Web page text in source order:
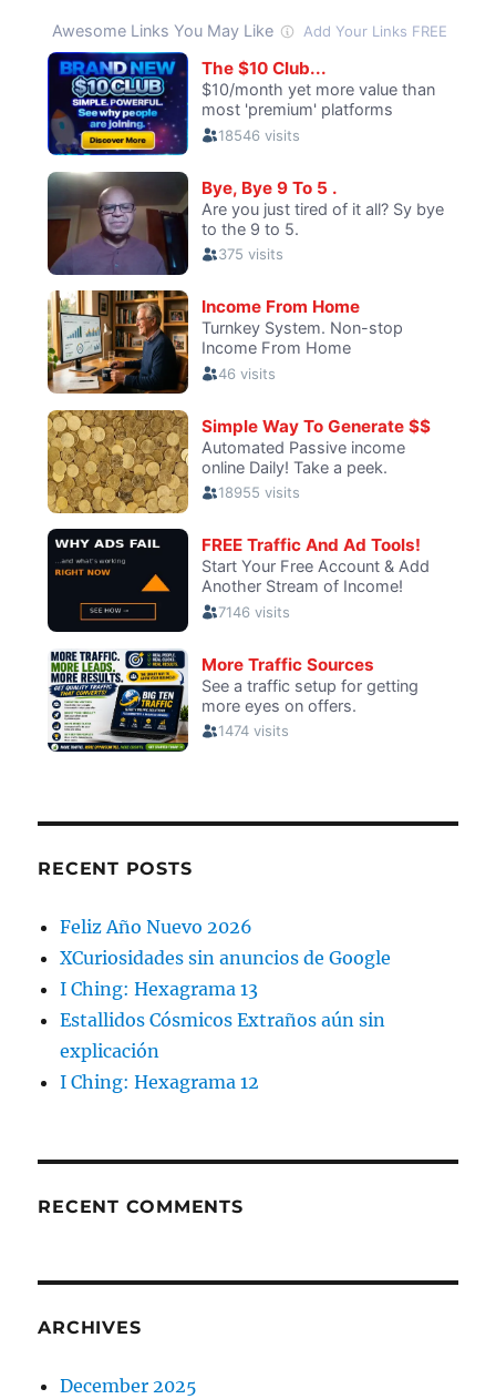
RECENT POSTS
Feliz Año Nuevo 2026
XCuriosidades sin anuncios de Google
I Ching: Hexagrama 13
Estallidos Cósmicos Extraños aún sin
explicación
I Ching: Hexagrama 12
RECENT COMMENTS
ARCHIVES
December 2025